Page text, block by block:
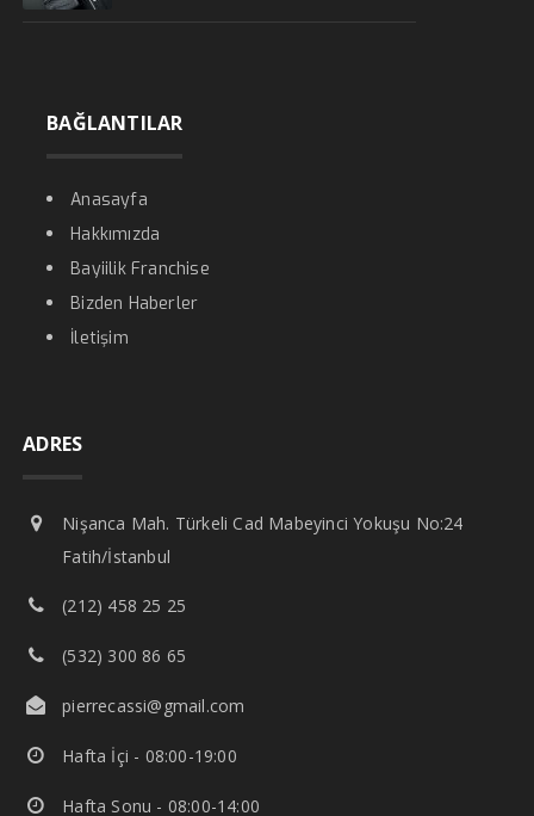
BAĞLANTILAR
Anasayfa
Hakkımızda
Bayiilik Franchise
Bizden Haberler
İletişim
ADRES
Nişanca Mah. Türkeli Cad Mabeyinci Yokuşu No:24
Fatih/İstanbul
(212) 458 25 25
(532) 300 86 65
pierrecassi@gmail.com
Hafta İçi - 08:00-19:00
Hafta Sonu - 08:00-14:00